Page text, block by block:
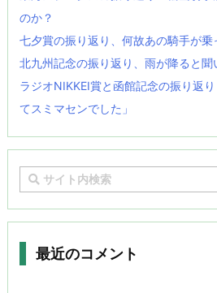
のか？
七夕賞の振り返り、何故あの騎手が乗
北九州記念の振り返り、雨が降ると聞
ラジオNIKKEI賞と函館記念の振り返
てスミマセンでした」
最近のコメント